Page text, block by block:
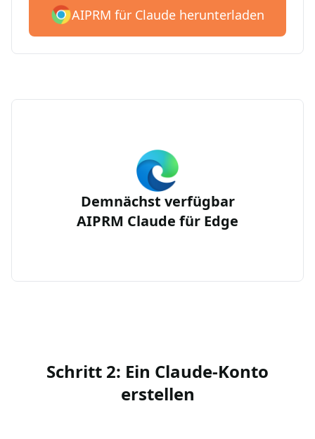
AIPRM für Claude herunterladen
Demnächst verfügbar
AIPRM Claude für Edge
Schritt 2: Ein Claude-Konto
erstellen